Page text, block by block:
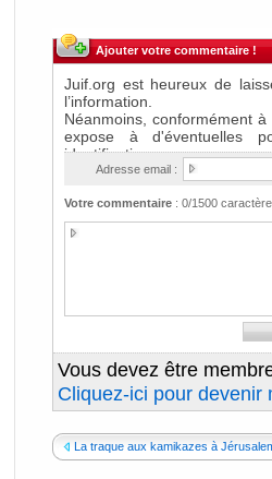
Ajouter votre commentaire !
Adresse email :
Votre commentaire: 0/1500
Vous devez être
Cliquez-ici pour devenir
La traque aux kamikazes à